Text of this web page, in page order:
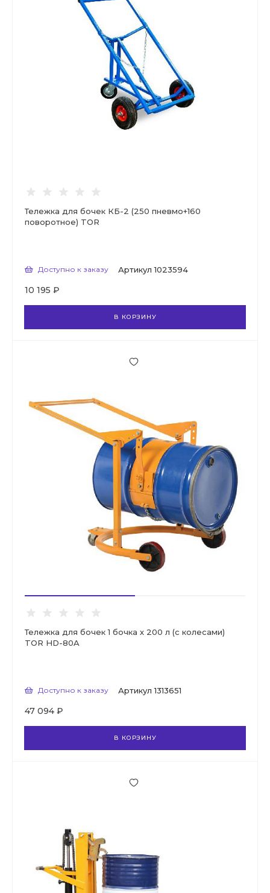
Тележка для бочек КБ-2 (250 пневмо+160
поворотное) TOR
Доступно к заказу Артикул 1023594
10 195 ₽
В КОРЗИНУ
Тележка для бочек 1 бочка х 200 л (с колесами)
TOR HD-80A
Доступно к заказу Артикул 1313651
47 094 ₽
В КОРЗИНУ